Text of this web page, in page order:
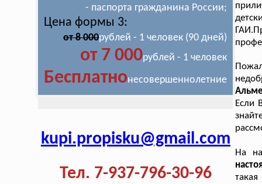
- паспорта гражданина России;
Цена формы 3:
от 8 000рублей - 1 человек (90 дней)
от 7 000рублей - 1 человек
Бесплатнонесовершеннолетние
kupi.propisku@gmail.com
Тел. 7-937-796-30-96
Если
На